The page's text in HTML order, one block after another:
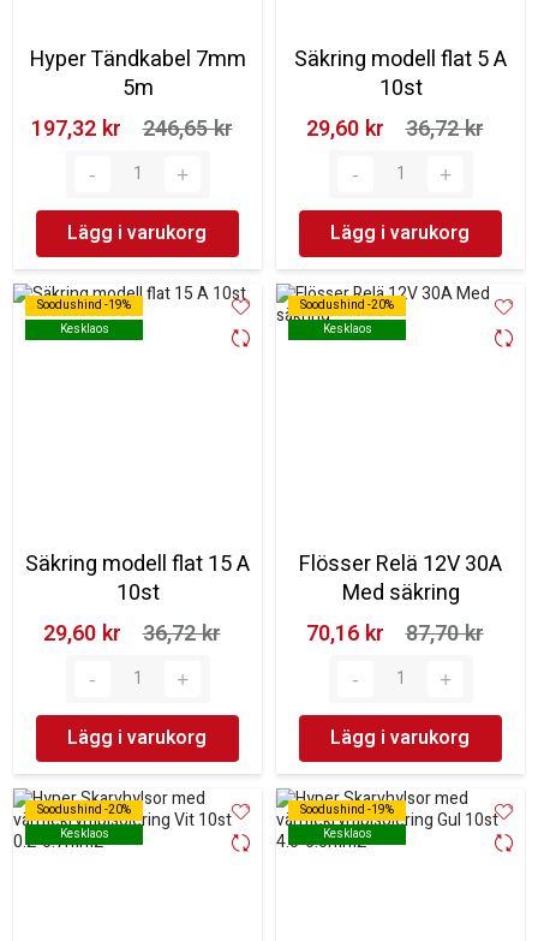
Hyper Tändkabel 7mm
5m
197,32 kr‎
246,65 kr‎
Lägg i varukorg
Säkring modell flat 5 A
10st
29,60 kr‎
36,72 kr‎
Lägg i varukorg
Soodushind -19%
Kesklaos
Soodushind -19%
Kesklaos
Säkring modell flat 15 A
10st
29,60 kr‎
36,72 kr‎
Lägg i varukorg
Soodushind -20%
Kesklaos
Soodushind -20%
Kesklaos
Flösser Relä 12V 30A
Med säkring
70,16 kr‎
87,70 kr‎
Lägg i varukorg
Soodushind -20%
Kesklaos
Soodushind -20%
Kesklaos
Soodushind -19%
Kesklaos
Soodushind -19%
Kesklaos